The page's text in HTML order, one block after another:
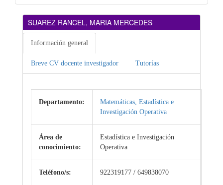
SUAREZ RANCEL, MARIA MERCEDES
Información general
Breve CV docente investigador Tutorías
Departamento:
Matemáticas, Estadística e
Investigación Operativa
Área de
conocimiento:
Estadística e Investigación
Operativa
Teléfono/s: 922319177 / 649838070